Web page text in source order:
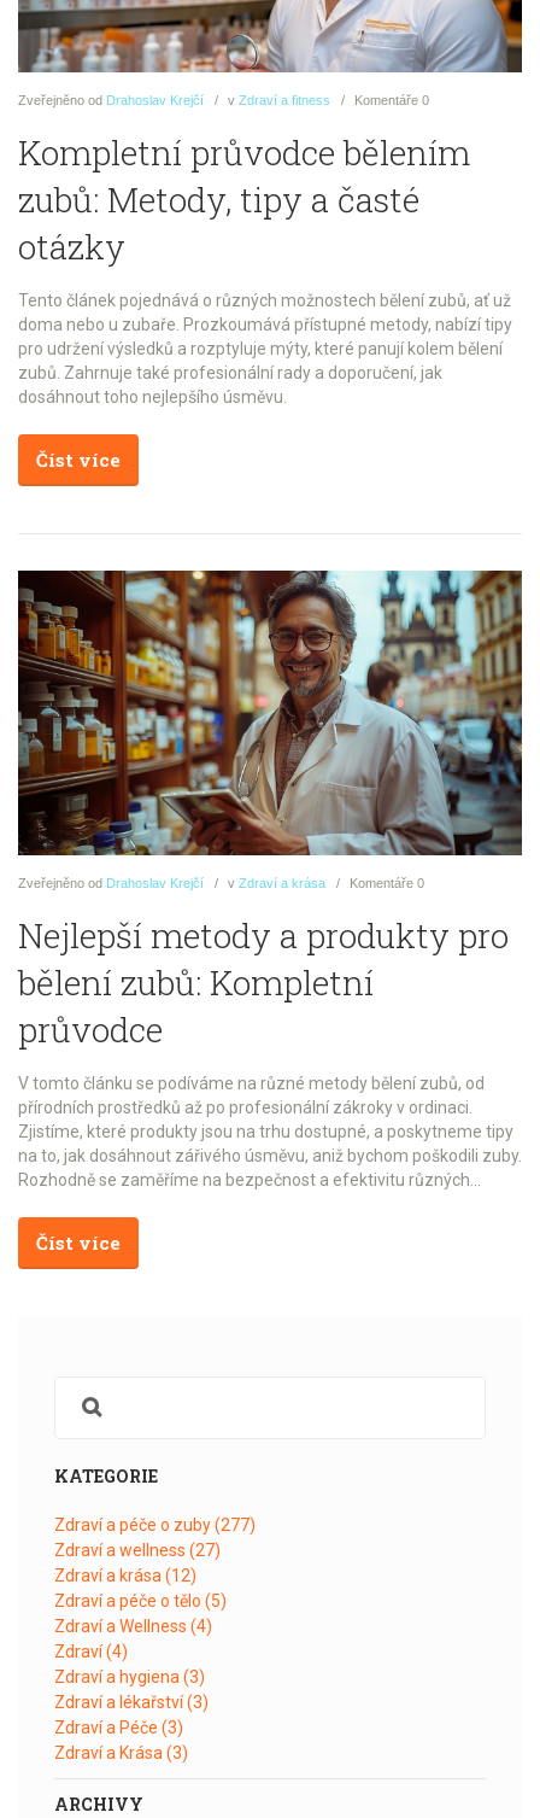
Zveřejněno od Drahoslav Krejčí v Zdraví a fitness Komentáře 0
Kompletní průvodce bělením
zubů: Metody, tipy a časté
otázky
Tento článek pojednává o různých možnostech bělení zubů, ať už
doma nebo u zubaře. Prozkoumává přístupné metody, nabízí tipy
pro udržení výsledků a rozptyluje mýty, které panují kolem bělení
zubů. Zahrnuje také profesionální rady a doporučení, jak
dosáhnout toho nejlepšího úsměvu.
Číst více
Zveřejněno od Drahoslav Krejčí v Zdraví a krása Komentáře 0
Nejlepší metody a produkty pro
bělení zubů: Kompletní
průvodce
V tomto článku se podíváme na různé metody bělení zubů, od
přírodních prostředků až po profesionální zákroky v ordinaci.
Zjistíme, které produkty jsou na trhu dostupné, a poskytneme tipy
na to, jak dosáhnout zářivého úsměvu, aniž bychom poškodili zuby.
Rozhodně se zaměříme na bezpečnost a efektivitu různých
Číst více
KATEGORIE
Zdraví a péče o zuby(277)
Zdraví a wellness (27)
Zdraví a krása (12)
Zdraví a péče o tělo (5)
Zdraví a Wellness (4)
Zdraví(4)
Zdraví a hygiena (3)
Zdraví a lékařství(3)
Zdraví a Péče (3)
Zdraví a Krása (3)
ARCHIVY